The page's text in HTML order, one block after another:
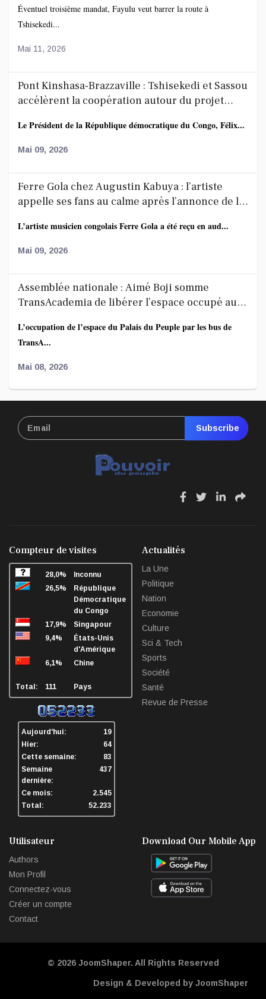
Éventuel troisième mandat, Fayulu veut barrer la route à
Tshisekedi...
Mai 11, 2026
Pont Kinshasa-Brazzaville : Tshisekedi et Sassou
accélèrent la coopération autour du projet
Le Président de la République démocratique du Congo, Félix...
Mai 09, 2026
Ferre Gola chez Augustin Kabuya : l’artiste
appelle ses fans au calme après l’annonce de la
L’artiste musicien congolais Ferre Gola a été reçu en aud...
Mai 09, 2026
Assemblée nationale : Aimé Boji somme
TransAcademia de libérer l’espace occupé au
L’occupation de l’espace du Palais du Peuple par les bus de
TransA...
Mai 08, 2026
Affaire FRIVAO : la société civile salue les
révélations du ministre de la Justice et appelle
à une enquête élargie
Le Centre de recherche en finances publiques et
Subscribe
fa
fa
fa
fa
Compteur de visites
28,0%
Inconnu
26,5%
République
Démocratique
du Congo
17,9%
Singapour
9,4%
États-Unis
d'Amérique
6,1%
Chine
Total: 111 Pays
Aujourd'hui:
19
Hier:
64
Cette semaine:
83
Semaine
dernière:
437
Ce mois:
2.545
Total:
52.233
Actualités
La Une
Politique
Nation
Economie
Culture
Sci & Tech
Sports
Société
Santé
Revue de Presse
Utilisateur
Authors
Mon Profil
Connectez-vous
Créer un compte
Contact
Download Our Mobile App
© 2026 JoomShaper. All Rights Reserved
Design & Developed by JoomShaper